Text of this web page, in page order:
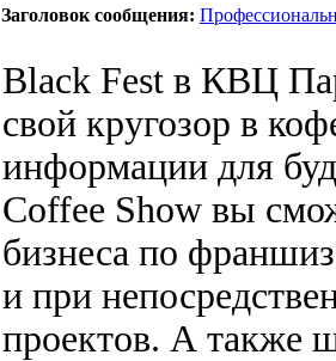
Заголовок сообщения:
Black Fest в КВЦ
свой кругозор в
информации для
Coffee Show вы
бизнеса по
и при
проектов. А также